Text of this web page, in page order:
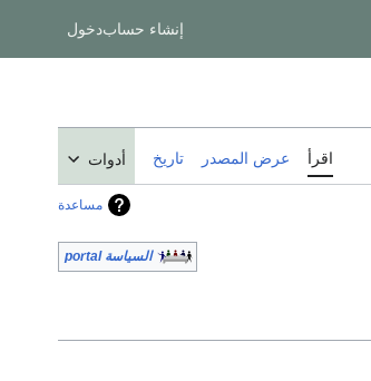
إنشاء حسابدخول
اقرأ عرض المصدر تاريخ أدوات
مساعدة
السياسة portal